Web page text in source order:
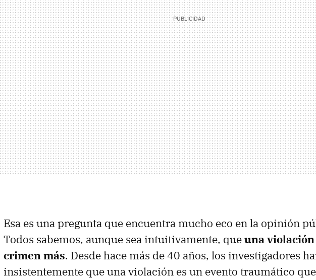
Esa es una pregunta que encuentra mucho eco en la opinión
Todos sabemos, aunque sea intuitivamente, queuna
crimen más. Desde hace más de 40 años, los investigadores
insistentemente que una violación es un evento traumático